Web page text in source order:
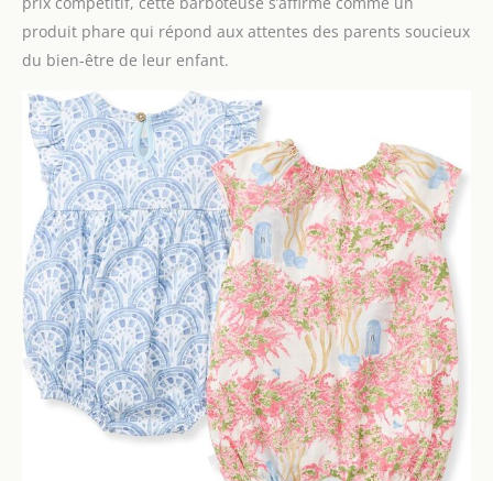
produit phare qui répond aux attentes des parents soucieux
du bien-être de leur enfant.